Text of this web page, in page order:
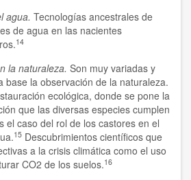
agua. Tecnologías ancestrales de
de agua en las nacientes
14
la naturaleza. Son muy variadas y
base la observación de la naturaleza.
ecológica, donde se pone la
que las diversas especies cumplen
el caso del rol de los castores en el
15 Descubrimientos científicos que
a la crisis climática como el uso
CO2 de los suelos.16